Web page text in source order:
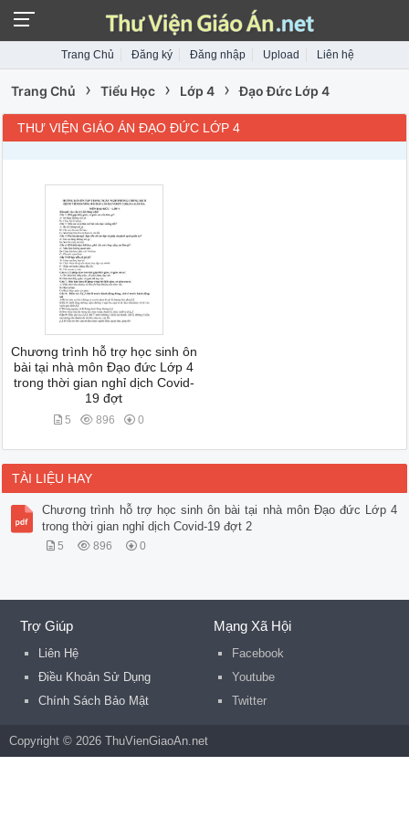
Trang Chủ Đăng ký Đăng nhập Upload Liên hệ
Trang Chủ › Tiểu Học › Lớp 4 › Đạo Đức Lớp 4
THƯ VIỆN GIÁO ÁN ĐẠO ĐỨC LỚP 4
Chương trình hỗ trợ học sinh ôn
bài tại nhà môn Đạo đức Lớp 4
trong thời gian nghỉ dịch Covid-
19 đợt
5 896 0
TÀI LIỆU HAY
Chương trình hỗ trợ học sinh ôn bài tại nhà môn Đạo đức Lớp 4
trong thời gian nghỉ dịch Covid-19 đợt 2
5 896 0
Trợ Giúp
Liên Hệ
Điều Khoản Sử Dụng
Chính Sách Bảo Mật
Mạng Xã Hội
Facebook
Youtube
Twitter
Copyright © 2026 ThuVienGiaoAn.net